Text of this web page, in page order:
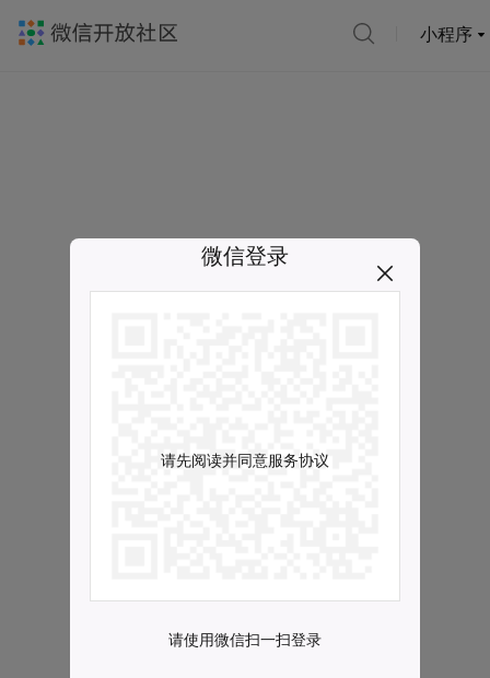
小程序
微信登录
请先阅读并同意服务协议
请使用微信扫一扫登录